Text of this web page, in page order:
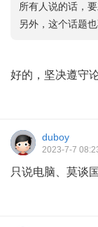
所有人说的话，
另外，这个话题
好的，坚决遵守
duboy
2023-7-7
只说电脑、莫谈